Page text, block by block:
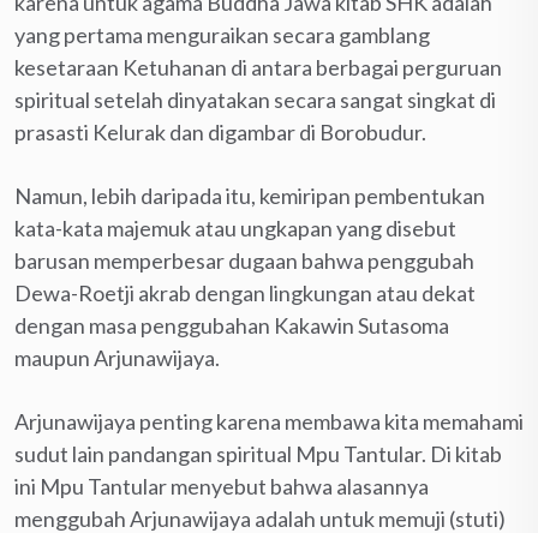
yang pertama menguraikan secara gamblang
kesetaraan Ketuhanan di antara berbagai perguruan
spiritual setelah dinyatakan secara sangat singkat di
prasasti Kelurak dan digambar di Borobudur.
Namun, lebih daripada itu, kemiripan pembentukan
kata-kata majemuk atau ungkapan yang disebut
barusan memperbesar dugaan bahwa penggubah
Dewa-Roetji akrab dengan lingkungan atau dekat
dengan masa penggubahan Kakawin Sutasoma
maupun Arjunawijaya.
Arjunawijaya penting karena membawa kita memahami
sudut lain pandangan spiritual Mpu Tantular. Di kitab
ini Mpu Tantular menyebut bahwa alasannya
menggubah Arjunawijaya adalah untuk memuji (stuti)